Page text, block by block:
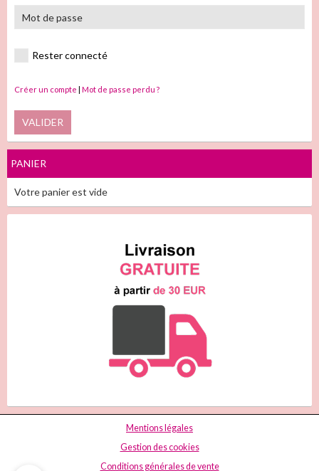
Rester connecté
Créer un compte | Mot de passe perdu ?
VALIDER
PANIER
Votre panier est vide
Mentions légales
Gestion des cookies
Conditions générales de vente